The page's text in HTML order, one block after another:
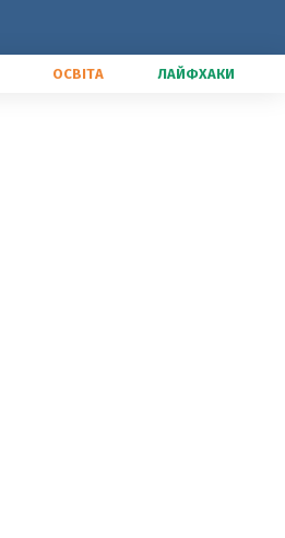
ОСВІТА ЛАЙФХАКИ